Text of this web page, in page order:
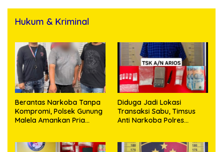
Hukum & Kriminal
Berantas Narkoba Tanpa
Kompromi, Polsek Gunung
Malela Amankan Pria
Diduga Jadi Lokasi
Transaksi Sabu, Timsus
Anti Narkoba Polres
63,67 Gram Sabu